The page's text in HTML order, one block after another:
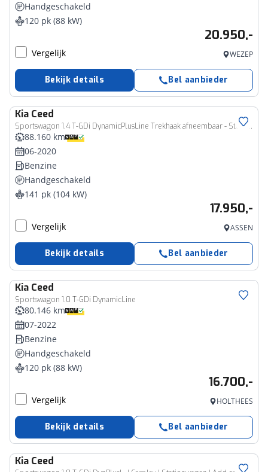
Handgeschakeld
120 pk (88 kW)
20.950,-
Vergelijk WEZEP
Bekijk details Bel aanbieder
Kia Ceed
Sportswagon 1.4 T-GDi DynamicPlusLine Trekhaak afneembaar - Stoel/stuurverarming - All-Season - Lichtmetalen velgen - Cruisecontrole Fabrieksgarantie tot 06-2027 of 150.000km
88.160 km
06-2020
Benzine
Handgeschakeld
141 pk (104 kW)
17.950,-
Vergelijk ASSEN
Bekijk details Bel aanbieder
Kia Ceed
Sportswagon 1.0 T-GDi DynamicLine
80.146 km
07-2022
Benzine
Handgeschakeld
120 pk (88 kW)
16.700,-
Vergelijk HOLTHEES
Bekijk details Bel aanbieder
Kia Ceed